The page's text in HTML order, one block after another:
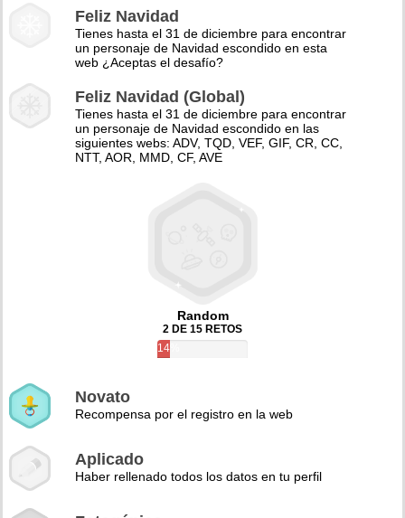
Feliz Navidad
Tienes hasta el 31 de diciembre para encontrar
un personaje de Navidad escondido en esta
web ¿Aceptas el desafío?
Feliz Navidad (Global)
Tienes hasta el 31 de diciembre para encontrar
un personaje de Navidad escondido en las
siguientes webs: ADV, TQD, VEF, GIF, CR, CC,
NTT, AOR, MMD, CF, AVE
Random
2 DE 15 RETOS
14%
Novato
Recompensa por el registro en la web
Aplicado
Haber rellenado todos los datos en tu perfil